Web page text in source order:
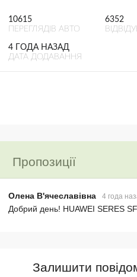
10615
ПЕРЕГЛЯДІВ АВТО
6352
4 ГОДА НАЗАД
ДАТА ДОДАВАННЯ
Пропозиції
Олена В'ячеславівна 4 года
Добрий день! HUAWEI SERES
Залишити